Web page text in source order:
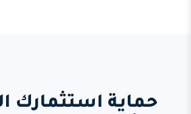
حماية استثمارك